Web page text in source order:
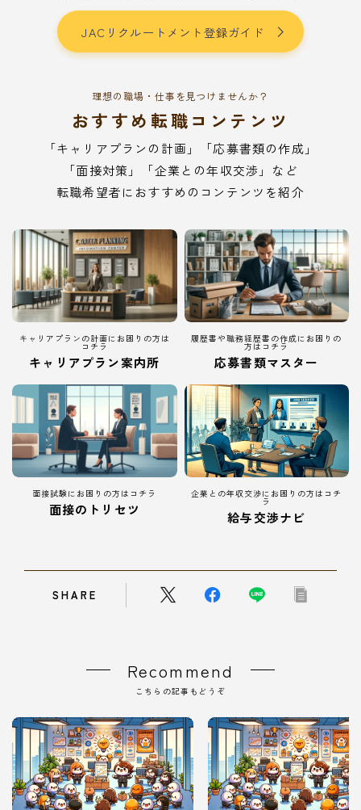
JACリクルートメント登録ガイド
理想の職場・仕事を見つけませんか？
おすすめ転職コンテンツ
「キャリアプランの計画」「応募書類の作成」
「面接対策」「企業との年収交渉」など
転職希望者におすすめのコンテンツを紹介
キャリアプランの計画にお困りの方は
コチラ
キャリアプラン案内所
履歴書や職務経歴書の作成にお困りの
方はコチラ
応募書類マスター
面接試験にお困りの方はコチラ
面接のトリセツ
企業との年収交渉にお困りの方はコチ
ラ
給与交渉ナビ
SHARE
Recommend
こちらの記事もどうぞ